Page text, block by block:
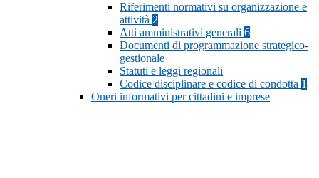
Riferimenti normativi su organizzazione e
attività 2
Atti amministrativi generali 6
Documenti di programmazione strategico-
gestionale
Statuti e leggi regionali
Codice disciplinare e codice di condotta 1
Oneri informativi per cittadini e imprese